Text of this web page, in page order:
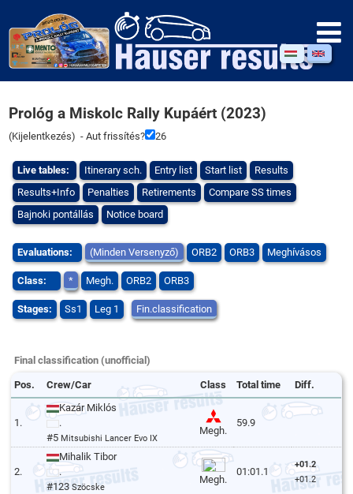
Prológ a Miskolc Rally Kupáért (2023)
(Kijelentkezés) - Aut frissítés? 25
Live tables: Itinerary sch. Entry list Start list
Results
Results+Info
Penalties Retirements
Compare SS times
Bajnoki pontállás
Notice board
Evaluations: (Minden Versenyző) ORB2 ORB3 Meghívásos
Class: * Megh. ORB2 ORB3
Stages: Ss1 Leg 1 Fin.classification
Final classification (unofficial)
Pos. Crew/Car Class Total time Diff.
1.
Kazár Miklós
.
#5 Mitsubishi Lancer Evo IX
Megh.
59.9
2.
Mihalik Tibor
.
#123Szöcske
Megh.
01:01.1
+01.2
+01.2